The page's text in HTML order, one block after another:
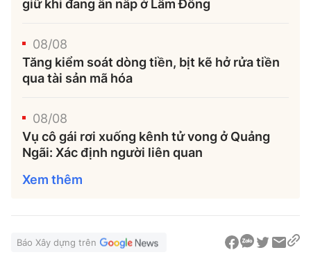
giữ khi đang ẩn nấp ở Lâm Đồng
08/08
Tăng kiểm soát dòng tiền, bịt kẽ hở rửa tiền
qua tài sản mã hóa
08/08
Vụ cô gái rơi xuống kênh tử vong ở Quảng
Ngãi: Xác định người liên quan
Xem thêm
Báo Xây dựng trên